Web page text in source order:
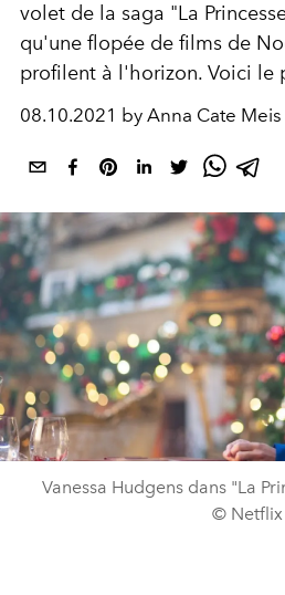
volet de la saga "La
qu'une flopée de films de
profilent à l'horizon. Voici le
08.10.2021 by Anna Cate Meis
Vanessa Hudgens dans "La
© Netflix